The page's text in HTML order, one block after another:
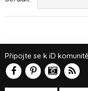
Připojte se k iD komunitě